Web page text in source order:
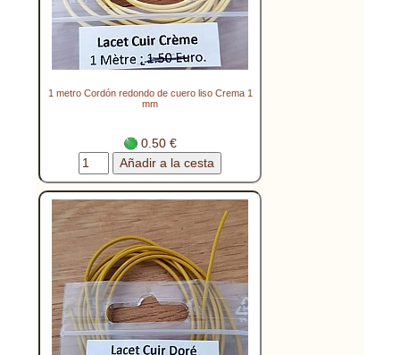
1 metro Cordón redondo de cuero liso Crema 1
mm
0.50 €